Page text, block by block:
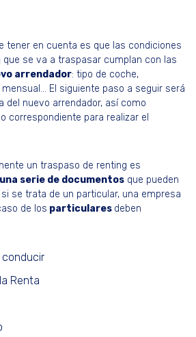
tener en cuenta es que las condiciones
se va a traspasar cumplan con las
arrendador: tipo de coche,
El siguiente paso a seguir será
del nuevo arrendador, así como
correspondiente para realizar el
un traspaso de renting es
serie de documentos que pueden
se trata de un particular, una empresa
de los particulares deben
conducir
Renta